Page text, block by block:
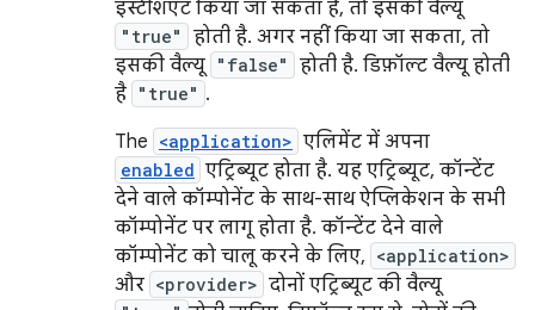
इंस्टैंशिएट किया जा सकता है, तो इसकी वैल्यू
"true"
होती है. अगर नहीं किया जा सकता, तो
इसकी वैल्यू "false"
होती है. डिफ़ॉल्ट वैल्यू होती
है "true" .
The <application> एलिमेंट में अपना
enabled एट्रिब्यूट होता है. यह एट्रिब्यूट, कॉन्टेंट
देने वाले कॉम्पोनेंट के साथ-साथ ऐप्लिकेशन के सभी
कॉम्पोनेंट पर लागू होता है. कॉन्टेंट देने वाले
कॉम्पोनेंट को चालू करने के लिए, <application>
और <provider> दोनों एट्रिब्यूट की वैल्यू